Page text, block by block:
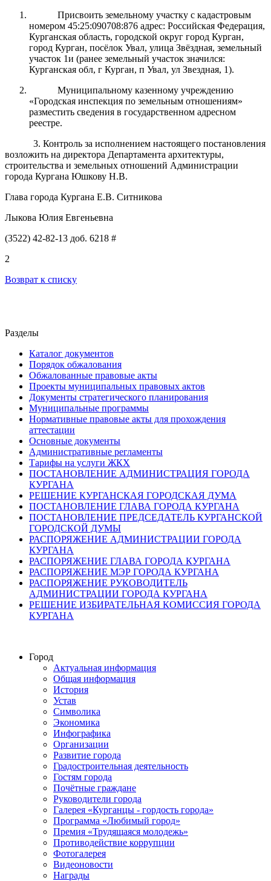
Присвоить земельному участку с кадастровым
номером 45:25:090708:876 адрес: Российская Федерация,
Курганская область, городской округ город Курган,
город Курган, посёлок Увал, улица Звёздная, земельный
участок 1и (ранее земельный участок значился:
Курганская обл, г Курган, п Увал, ул Звездная, 1).
Муниципальному казенному учреждению
«Городская инспекция по земельным отношениям»
разместить сведения в государственном адресном
реестре.
3. Контроль за исполнением настоящего постановления
возложить на директора Департамента архитектуры,
строительства и земельных отношений Администрации
города Кургана Юшкову Н.В.
Глава города Кургана Е.В. Ситникова
Лыкова Юлия Евгеньевна
(3522) 42-82-13 доб. 6218 #
2
Возврат к списку
Разделы
Каталог документов
Порядок обжалования
Обжалованные правовые акты
Проекты муниципальных правовых актов
Документы стратегического планирования
Муниципальные программы
Нормативные правовые акты для прохождения
аттестации
Основные документы
Административные регламенты
Тарифы на услуги ЖКХ
ПОСТАНОВЛЕНИЕ АДМИНИСТРАЦИЯ ГОРОДА
КУРГАНА
РЕШЕНИЕ КУРГАНСКАЯ ГОРОДСКАЯ ДУМА
ПОСТАНОВЛЕНИЕ ГЛАВА ГОРОДА КУРГАНА
ПОСТАНОВЛЕНИЕ ПРЕДСЕДАТЕЛЬ КУРГАНСКОЙ
ГОРОДСКОЙ ДУМЫ
РАСПОРЯЖЕНИЕ АДМИНИСТРАЦИИ ГОРОДА
КУРГАНА
РАСПОРЯЖЕНИЕ ГЛАВА ГОРОДА КУРГАНА
РАСПОРЯЖЕНИЕ МЭР ГОРОДА КУРГАНА
РАСПОРЯЖЕНИЕ РУКОВОДИТЕЛЬ
АДМИНИСТРАЦИИ ГОРОДА КУРГАНА
РЕШЕНИЕ ИЗБИРАТЕЛЬНАЯ КОМИССИЯ ГОРОДА
КУРГАНА
Город
Актуальная информация
Общая информация
История
Устав
Символика
Экономика
Инфографика
Организации
Развитие города
Градостроительная деятельность
Гостям города
Почётные граждане
Руководители города
Галерея «Курганцы - гордость города»
Программа «Любимый город»
Премия «Трудящаяся молодежь»
Противодействие коррупции
Фотогалерея
Видеоновости
Награды